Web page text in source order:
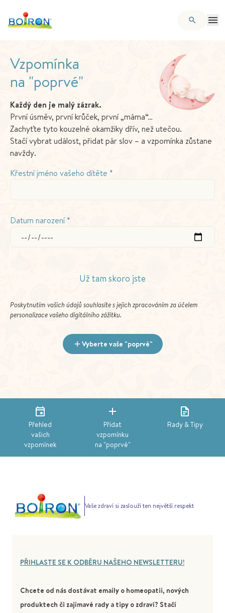
Vzpomínka
na "poprvé"
Každý den je malý zázrak.
První úsměv, první krůček, první „máma“…
Zachyťte tyto kouzelné okamžiky dřív, než utečou.
Stačí vybrat událost, přidat pár slov – a vzpomínka zůstane
navždy.
Křestní jméno vašeho dítěte *
Datum narození *
Už tam skoro jste
Poskytnutím vašich údajů souhlasíte s jejich zpracováním za účelem
personalizace vašeho digitálního zážitku.
Vyberte vaše "poprvé"
Přehled
vašich
vzpomínek
Přidat
vzpomínku
na "poprvé"
Rady & Tipy
Vaše zdraví si zaslouží ten největší respekt
PŘIHLASTE SE K ODBĚRU NAŠEHO NEWSLETTERU!
Chcete od nás dostávat emaily o homeopatii, nových
produktech či zajímavé rady a tipy o zdraví? Stačí